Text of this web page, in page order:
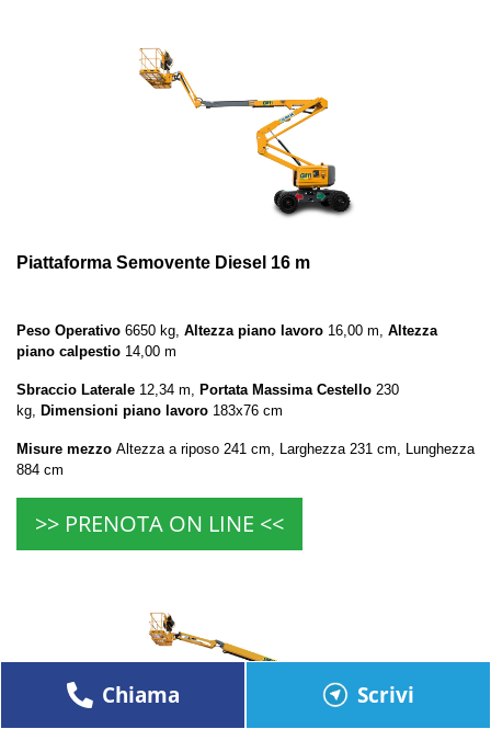
Piattaforma Semovente Diesel 16 m
Peso Operativo 6650 kg, Altezza piano lavoro 16,00 m, Altezza
piano calpestio 14,00 m
Sbraccio Laterale 12,34 m, Portata Massima Cestello 230
kg,
Dimensioni piano lavoro 183x76 cm
Misure mezzo Altezza a riposo 241 cm, Larghezza 231 cm, Lunghezza
884 cm
>> PRENOTA ON LINE <<
Chiama Scrivi